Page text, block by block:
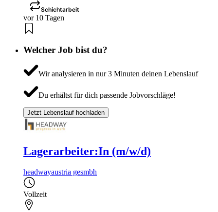
Schichtarbeit
vor 10 Tagen
Welcher Job bist du?
Wir analysieren in nur 3 Minuten deinen Lebenslauf
Du erhältst für dich passende Jobvorschläge!
Jetzt Lebenslauf hochladen
Lagerarbeiter:In (m/w/d)
headwayaustria gesmbh
Vollzeit